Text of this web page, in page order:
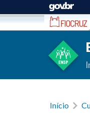
Ir para conteúdo
Início